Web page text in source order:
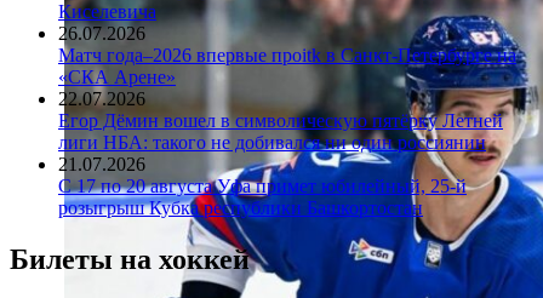
Киселевича
26.07.2026
Матч года–2026 впервые проitk в Санкт-Петербурге на
«СКА Арене»
22.07.2026
Егор Дёмин вошел в символическую пятёрку Летней
лиги НБА: такого не добивался ни один россиянин
21.07.2026
С 17 по 20 августа Уфа примет юбилейный, 25-й
розыгрыш Кубка республики Башкортостан
Билеты на хоккей